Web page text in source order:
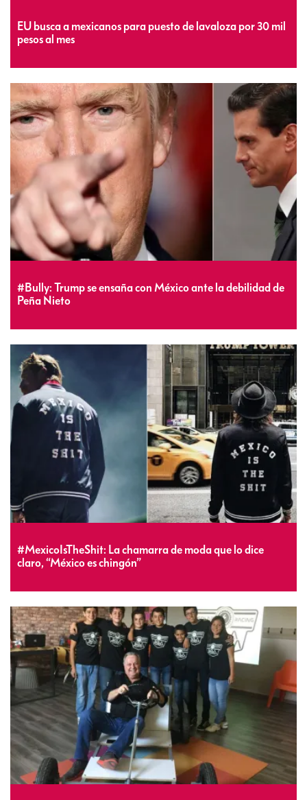
EU busca a mexicanos para puesto de lavaloza por 30 mil
pesos al mes
#Bully: Trump se ensaña con México ante la debilidad de
Peña Nieto
#MexicoIsTheShit: La chamarra de moda que lo dice
claro, “México es chingón”